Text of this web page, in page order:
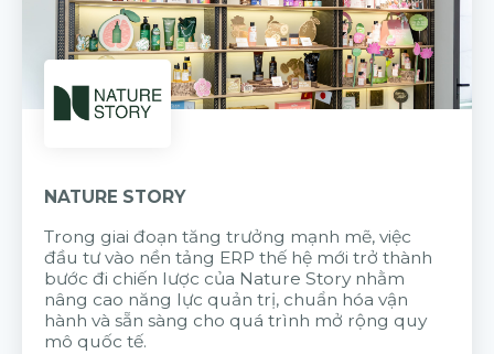
NATURE STORY
Trong giai đoạn tăng trưởng mạnh mẽ, việc
đầu tư vào nền tảng ERP thế hệ mới trở thành
bước đi chiến lược của Nature Story nhằm
nâng cao năng lực quản trị, chuẩn hóa vận
hành và sẵn sàng cho quá trình mở rộng quy
mô quốc tế.